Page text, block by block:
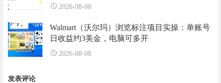
2026-08-08
Walmart（沃尔玛）浏览标注项目实操：单账号
日收益约3美金，电脑可多开
2026-08-08
发表评论